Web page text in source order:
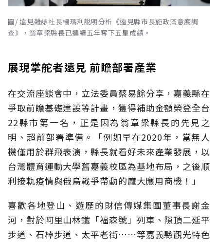
圖/ 遠見雜誌社長楊瑪利說明分析《遠見縣市長施政滿意度調
查》，翁章梁縣長已連續五年奪下五星成績。
展現掌舵者遠見 前瞻部署產業
在交流座談會中，立法委員蔡易餘分享，嘉義縣在
爭取前瞻基礎建設等計畫，獲得補助金額榮登全台
22縣市第一名，正是因為翁章梁縣長的先見之
明、超前部署準備。「例如早在2020年，當無人
機僅用於群飛表演，縣長就看好未來產業發展，以
台灣體育運動大學舊嘉義校區為基地布局，之後順
利接軌疫情與俄烏戰爭帶動的龐大應用商機！」
喜歡各地登山、遊歷的財信傳媒集團董事長謝金
河，對於阿里山林鐵「福森號」列車、隙頂二延平
步道、石棹步道、太平老街……等嘉義縣觀光特色